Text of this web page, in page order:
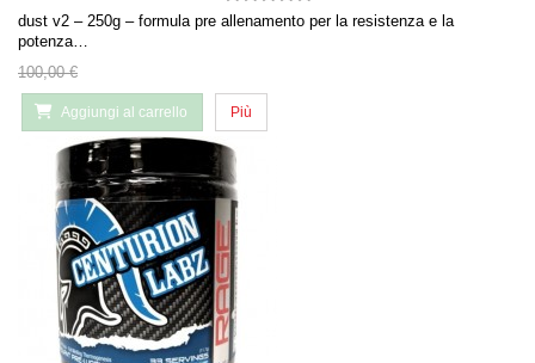
dust v2 – 250g – formula pre allenamento per la resistenza e la
potenza…
100,00 €
Aggiungi al carrello Più